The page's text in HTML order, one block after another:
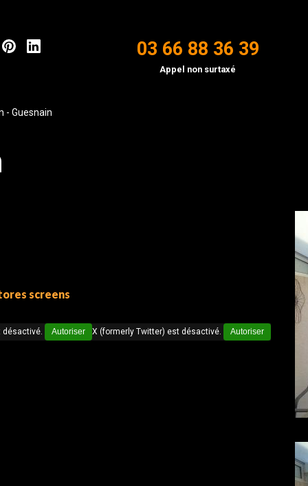
03 66 88 36 39
Appel non surtaxé
- Guesnain
screens
X (formerly Twitter) est désactivé. Autoriser
désactivé. Autoriser